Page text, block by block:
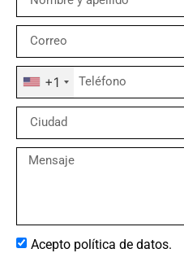
+1
Acepto política de datos.